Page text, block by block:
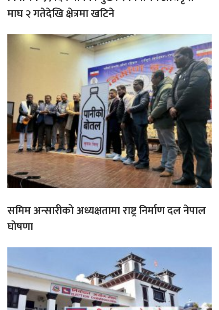
माघ २ गतेदेखि क्षेत्रमा खटिने
समिम अन्सारीको अध्यक्षतामा राष्ट्र निर्माण दल नेपाल
घोषणा